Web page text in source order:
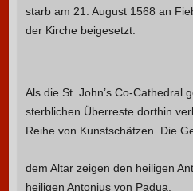
starb am 21. August 1568 an
der Kirche beigesetzt.
Als die St. John’s Co-Cathedral
sterblichen Überreste dorthin
Reihe von Kunstschätzen. Die
dem Altar zeigen den heiligen
heiligen Antonius von Padua.